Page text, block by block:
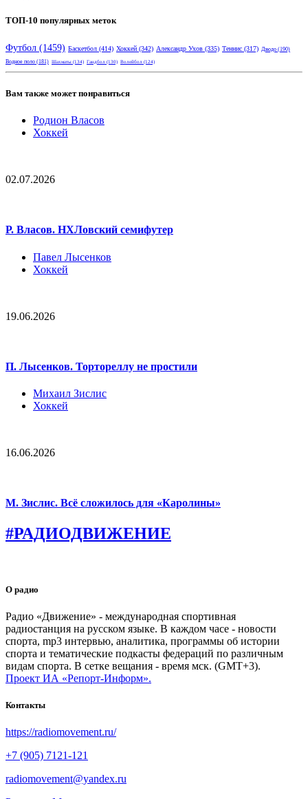
ТОП-10 популярных меток
Футбол (1459) Баскетбол (414) Хоккей (342) Александр Ухов (335) Теннис (317) Дзюдо (190)
Водное поло (181) Шахматы (134) Гандбол (130) Волейбол (124)
Вам также может понравиться
Родион Власов
Хоккей
02.07.2026
Р. Власов. НХЛовский семифутер
Павел Лысенков
Хоккей
19.06.2026
П. Лысенков. Тортореллу не простили
Михаил Зислис
Хоккей
16.06.2026
М. Зислис. Всё сложилось для «Каролины»
#РАДИОДВИЖЕНИЕ
О радио
Радио «Движение» - международная спортивная
радиостанция на русском языке. В каждом часе - новости
спорта, mp3 интервью, аналитика, программы об истории
спорта и тематические подкасты федераций по различным
видам спорта. В сетке вещания - время мск. (GMT+3).
Проект ИА «Репорт-Информ».
Контакты
https://radiomovement.ru/
+7 (905) 7121-121
radiomovement@yandex.ru